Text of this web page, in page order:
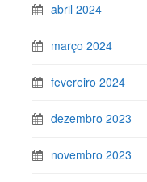
abril 2024
março 2024
fevereiro 2024
dezembro 2023
novembro 2023